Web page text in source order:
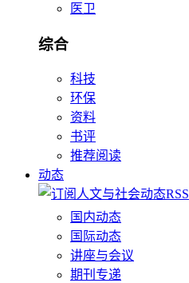
医卫
综合
科技
环保
资料
书评
推荐阅读
动态
国内动态
国际动态
讲座与会议
期刊专递